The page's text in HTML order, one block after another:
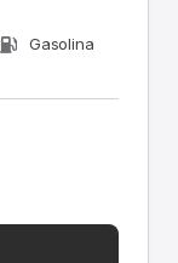
Gasolina